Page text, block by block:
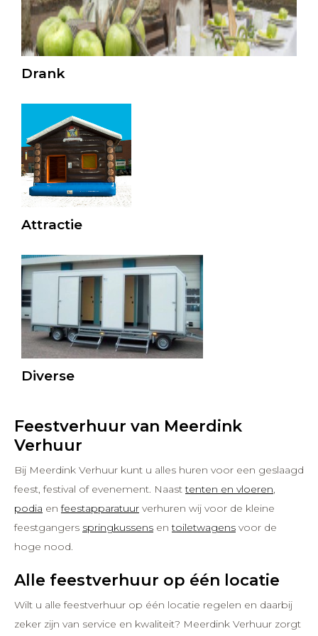
Drank
Attractie
Diverse
Feestverhuur van Meerdink
Verhuur
Bij Meerdink Verhuur kunt u alles huren voor een geslaagd
feest, festival of evenement. Naasttenten en vloeren,
podia enfeestapparatuur verhuren wij voor de kleine
feestgangers springkussens entoiletwagens voor de
hoge nood.
Alle feestverhuur op één locatie
Wilt u alle feestverhuur op één locatie regelen en daarbij
zeker zijn van service en kwaliteit? Meerdink Verhuur zorgt